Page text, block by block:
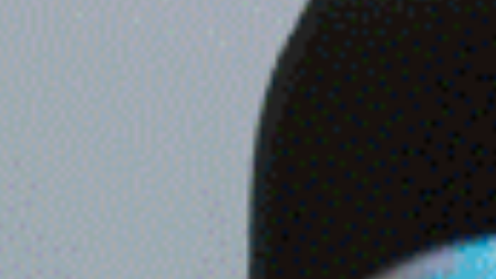
Visitantes